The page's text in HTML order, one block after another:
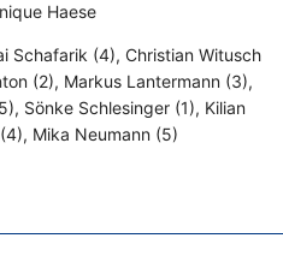
Haese
Schafarik (4), Christian Witusch
(2), Markus Lantermann (3),
Sönke Schlesinger (1), Kilian
Mika Neumann (5)